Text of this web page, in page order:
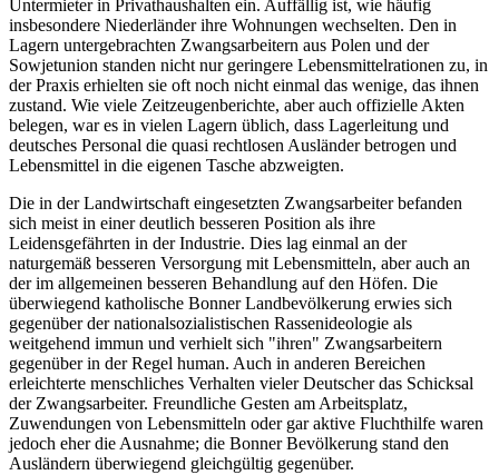
Untermieter in Privathaushalten ein. Auffällig ist, wie häufig
insbesondere Niederländer ihre Wohnungen wechselten. Den in
Lagern untergebrachten Zwangsarbeitern aus Polen und der
Sowjetunion standen nicht nur geringere Lebensmittelrationen zu, in
der Praxis erhielten sie oft noch nicht einmal das wenige, das ihnen
zustand. Wie viele Zeitzeugenberichte, aber auch offizielle Akten
belegen, war es in vielen Lagern üblich, dass Lagerleitung und
deutsches Personal die quasi rechtlosen Ausländer betrogen und
Lebensmittel in die eigenen Tasche abzweigten.
Die in der Landwirtschaft eingesetzten Zwangsarbeiter befanden
sich meist in einer deutlich besseren Position als ihre
Leidensgefährten in der Industrie. Dies lag einmal an der
naturgemäß besseren Versorgung mit Lebensmitteln, aber auch an
der im allgemeinen besseren Behandlung auf den Höfen. Die
überwiegend katholische Bonner Landbevölkerung erwies sich
gegenüber der nationalsozialistischen Rassenideologie als
weitgehend immun und verhielt sich "ihren" Zwangsarbeitern
gegenüber in der Regel human. Auch in anderen Bereichen
erleichterte menschliches Verhalten vieler Deutscher das Schicksal
der Zwangsarbeiter. Freundliche Gesten am Arbeitsplatz,
Zuwendungen von Lebensmitteln oder gar aktive Fluchthilfe waren
jedoch eher die Ausnahme; die Bonner Bevölkerung stand den
Ausländern überwiegend gleichgültig gegenüber.